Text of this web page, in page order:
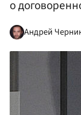
о
Андрей